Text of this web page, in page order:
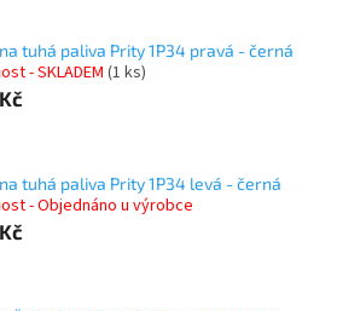
tuhá paliva Prity 1P34 pravá - černá
- SKLADEM(1 ks)
tuhá paliva Prity 1P34 levá - černá
- Objednáno u výrobce